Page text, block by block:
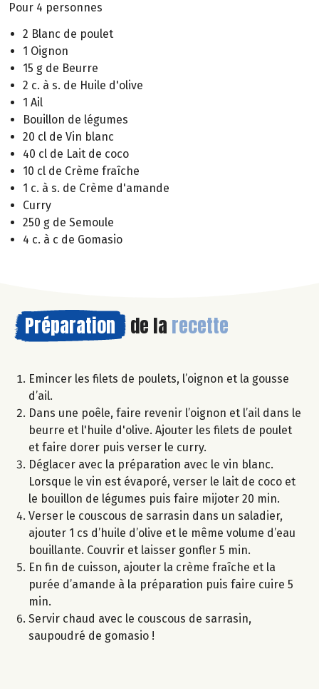
Pour 4 personnes
2 Blanc de poulet
1 Oignon
15 g de Beurre
2 c. à s. de Huile d'olive
1 Ail
Bouillon de légumes
20 cl de Vin blanc
40 cl de Lait de coco
10 cl de Crème fraîche
1 c. à s. de Crème d'amande
Curry
250 g de Semoule
4 c. à c de Gomasio
Préparation de la recette
Emincer les filets de poulets, l’oignon et la gousse
d’ail.
Dans une poêle, faire revenir l’oignon et l’ail dans le
beurre et l'huile d'olive. Ajouter les filets de poulet
et faire dorer puis verser le curry.
Déglacer avec la préparation avec le vin blanc.
Lorsque le vin est évaporé, verser le lait de coco et
le bouillon de légumes puis faire mijoter 20 min.
Verser le couscous de sarrasin dans un saladier,
ajouter 1 cs d’huile d’olive et le même volume d’eau
bouillante. Couvrir et laisser gonfler 5 min.
En fin de cuisson, ajouter la crème fraîche et la
purée d’amande à la préparation puis faire cuire 5
min.
Servir chaud avec le couscous de sarrasin,
saupoudré de gomasio !